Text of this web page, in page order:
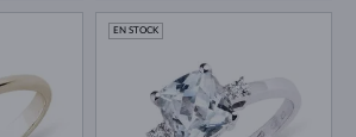
EN STOCK